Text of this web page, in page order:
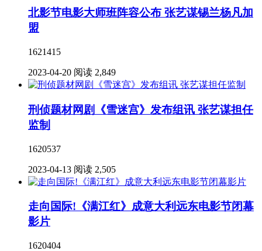
北影节电影大师班阵容公布 张艺谋锡兰杨凡加
盟
1621415
2023-04-20 阅读 2,849
刑侦题材网剧《雪迷宫》发布组讯 张艺谋担任
监制
1620537
2023-04-13 阅读 2,505
走向国际!《满江红》成意大利远东电影节闭幕
影片
1620404